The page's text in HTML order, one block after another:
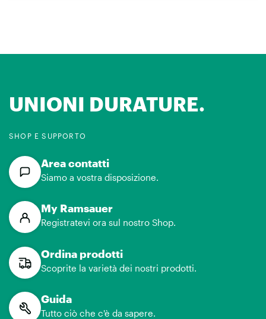
UNIONI DURATURE.
SHOP E SUPPORTO
Area contatti
Siamo a vostra disposizione.
My Ramsauer
Registratevi ora sul nostro Shop.
Ordina prodotti
Scoprite la varietà dei nostri prodotti.
Guida
Tutto ciò che c'è da sapere.